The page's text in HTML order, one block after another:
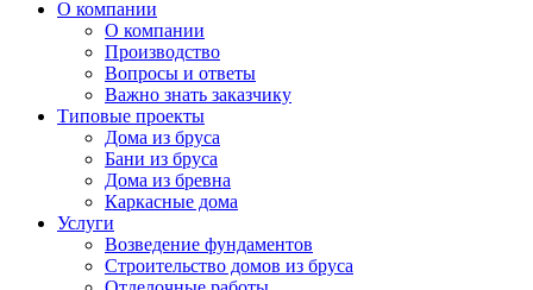
О компании
О компании
Производство
Вопросы и ответы
Важно знать заказчику
Типовые проекты
Дома из бруса
Бани из бруса
Дома из бревна
Каркасные дома
Услуги
Возведение фундаментов
Строительство домов из бруса